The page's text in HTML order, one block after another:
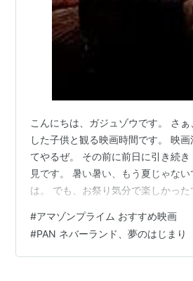
カーラ・デルヴィーニュ
予告編
こんにちは、ガジュゾウです。 さ
した子供と観る映画時間です。 映
てやるぜ。 その前に前日に引き続
見です。 暑い暑い、もう夏じゃな
は。 でも、お祭り気分で楽しかった
#アマゾンプライム おすすめ映画
#PAN ネバーランド、夢のはじまり